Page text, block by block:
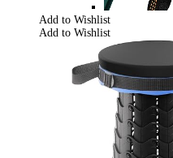
Add to Wishlist
Add to Wishlist